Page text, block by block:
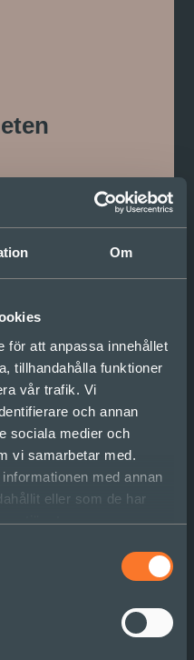
Om
för att anpassa innehållet
tillhandahålla funktioner
vår trafik. Vi
och annan
sociala medier och
vi samarbetar med.
med annan
eller som de har
tjänster.
sätt)!